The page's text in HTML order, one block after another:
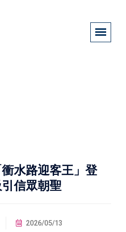
水路迎客王」登
信眾朝聖
2026/05/13